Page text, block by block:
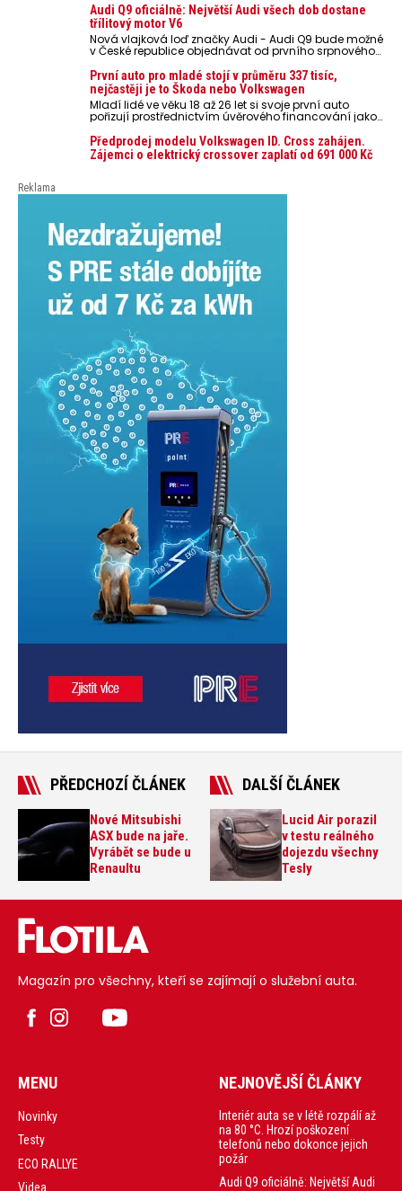
nebezpečí pro odložené mobilní telefony, powerbanky
nebo notebooky. Můžou urychlit stárnutí baterií,
poškodit elektroniku a ve výjimečných případech i
zvýšit riziko požáru.
Audi Q9 oficiálně: Největší Audi všech dob dostane
třílitový motor V6
Nová vlajková loď značky Audi - Audi Q9 bude možné
v České republice objednávat od prvního srpnového
První auto pro mladé stojí v průměru 337 tisíc,
nejčastěji je to Škoda nebo Volkswagen
Mladí lidé ve věku 18 až 26 let si svoje první auto
pořizují prostřednictvím úvěrového financování jako
auto. Průměrná pořizovací cena vozu dosahuje 337
tisíc korun a průměrná financovaná částka
přesahuje 251 tisíc korun. Vyplývá to z dat Leasingu
Předprodej modelu Volkswagen ID. Cross zahájen.
Zájemci o elektrický crossover zaplatí od 691 000 Kč
Reklama
PŘEDCHOZÍ ČLÁNEK
Nové Mitsubishi
ASX bude na jaře.
Vyrábět se bude u
Renaultu
DALŠÍ ČLÁNEK
Lucid Air porazil
v testu reálného
dojezdu všechny
Tesly
Magazín pro všechny, kteří se zajímají o služební auta.
MENU
Novinky
Testy
ECO RALLYE
Videa
NEJNOVĚJŠÍ ČLÁNKY
Interiér auta se v létě rozpálí až
na 80 °C. Hrozí poškození
telefonů nebo dokonce jejich
požár
Audi Q9 oficiálně: Největší Audi